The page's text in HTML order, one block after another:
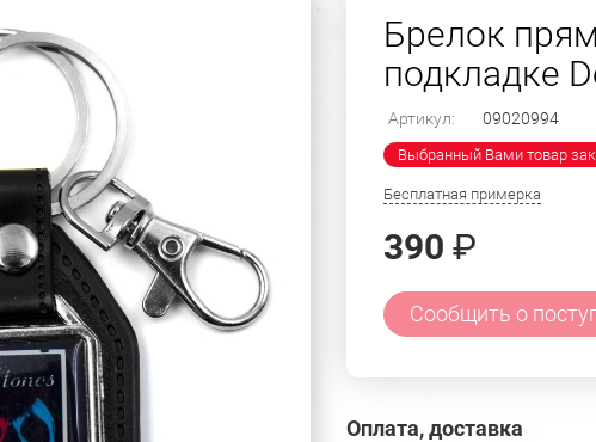
Брелок
подкладке
Артикул: 09020994
Выбранный Вами товар
Бесплатная примерка
390 ₽
Сообщить о
Оплата, доставка